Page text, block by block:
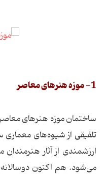
1- موزه هنرهای معاصر
تلفیقی از شیوه‌های
ارزشمندی از آثار
می‌شود. هم اکنون